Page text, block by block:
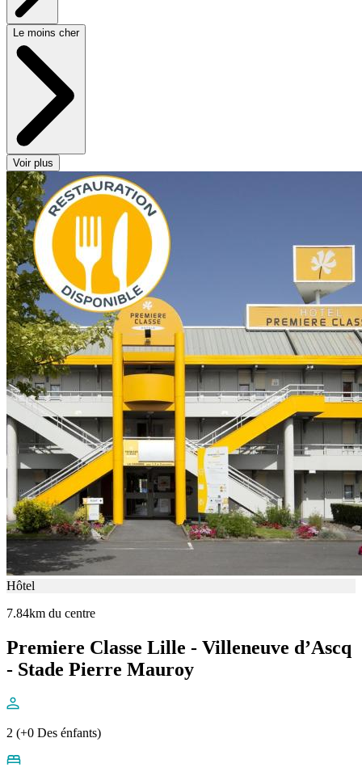
Le moins cher
Voir plus
Hôtel
7.84km du centre
Premiere Classe Lille - Villeneuve d’Ascq
- Stade Pierre Mauroy
2 (+0 Des énfants)